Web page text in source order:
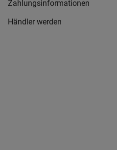
Zahlungsinformationen
Händler werden